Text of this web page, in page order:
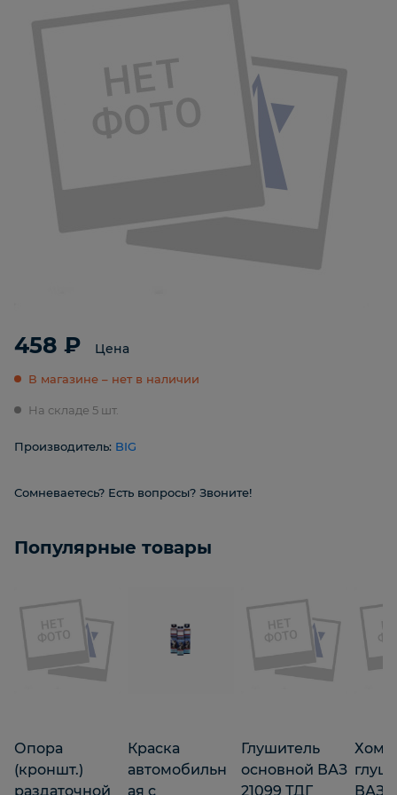
458 ₽ Цена
В магазине – нет в наличии
На складе 5 шт.
Производитель: BIG
Сомневаетесь? Есть вопросы? Звоните!
Популярные товары
Опора
(кроншт.)
раздаточной
Краска
автомобильн
ая с
Глушитель
основной ВАЗ
21099 ТДГ
ВАЗ